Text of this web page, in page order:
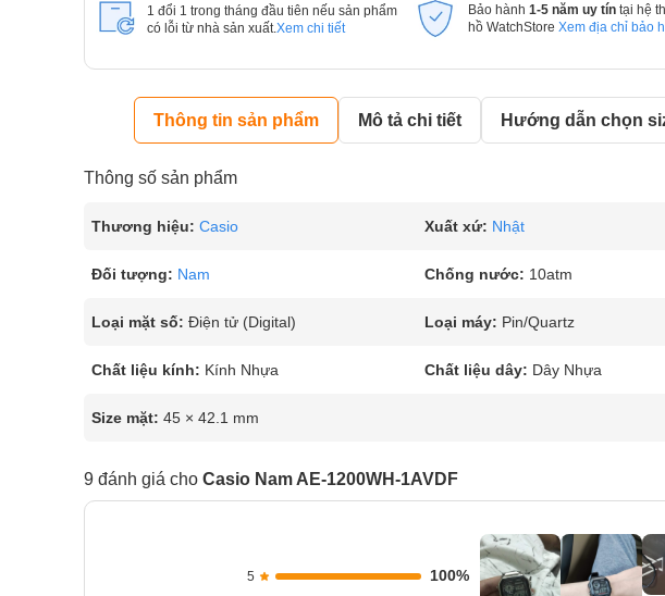
1 đổi 1 trong tháng đầu tiên nếu sản phẩm
có lỗi từ nhà sản xuất. Xem chi tiết
Bảo hành 1-5 năm uy tín tại hệ
hồ WatchStore Xem địa chỉ bảo
Thông tin sản phẩm Mô tả chi tiết Hướng dẫn chọn
Thông số sản phẩm
Thương hiệu: Casio Xuất xứ: Nhật
Đối tượng: Nam Chống nước: 10atm
Loại mặt số: Điện tử (Digital) Loại máy: Pin/Quartz
Chất liệu kính: Kính Nhựa Chất liệu dây: Dây Nhựa
Size mặt: 45 × 42.1 mm
9 đánh giá cho Casio Nam AE-1200WH-1AVDF
5 100%